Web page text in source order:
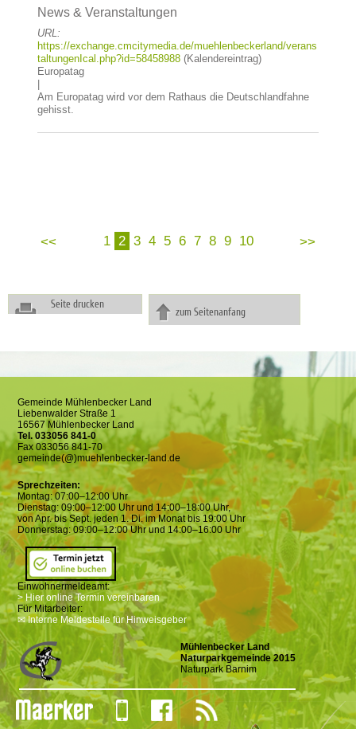
News & Veranstaltungen
URL:
https://exchange.cmcitymedia.de/muehlenbeckerland/verans
taltungenIcal.php?id=58458988(Kalendereintrag)
Europatag
Am Europatag wird vor dem Rathaus die Deutschlandfahne
gehisst.
1 2 3 4 5 6 7 8 9 10
Seite drucken
zum Seitenanfang
Gemeinde Mühlenbecker Land
Liebenwalder Straße 1
16567 Mühlenbecker Land
Tel. 033056 841-0
Fax 033056 841-70
gemeinde(@)muehlenbecker-land.de
Sprechzeiten:
Montag: 07:00–12:00 Uhr
Dienstag: 09:00–12:00 Uhr und 14:00–18:00 Uhr,
von Apr. bis Sept. jeden 1. Di. im Monat bis 19:00 Uhr
Donnerstag: 09:00–12:00 Uhr und 14:00–16:00 Uhr
Einwohnermeldeamt:
> Hier online Termin vereinbaren
Für Mitarbeiter:
✉ Interne Meldestelle für Hinweisgeber
Mühlenbecker Land
Naturparkgemeinde 2015
Naturpark Barnim